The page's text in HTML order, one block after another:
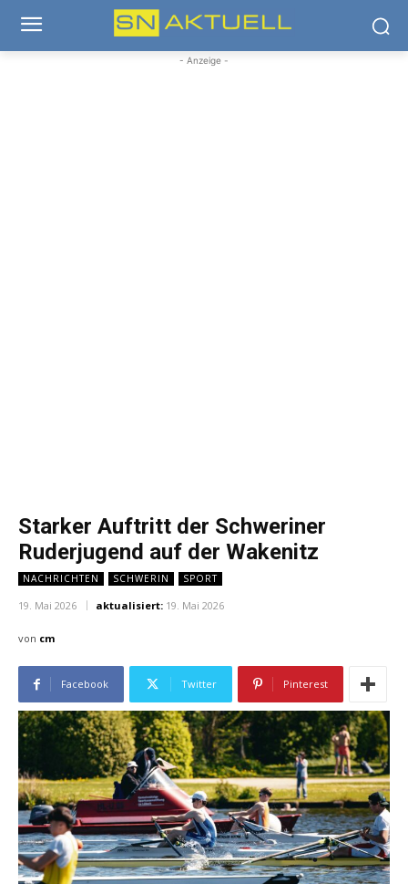
- Anzeige -
Starker Auftritt der Schweriner
Ruderjugend auf der Wakenitz
NACHRICHTEN SCHWERIN SPORT
19. Mai 2026 aktualisiert: 19. Mai 2026
von cm
Facebook Twitter Pinterest